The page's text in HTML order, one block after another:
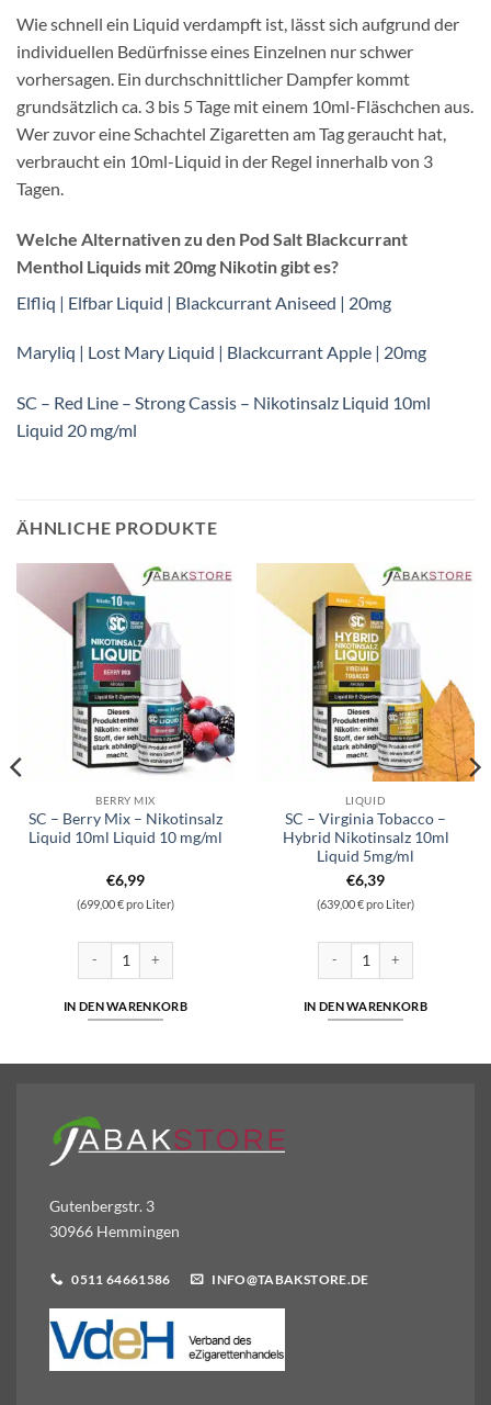
Wie schnell ein Liquid verdampft ist, lässt sich aufgrund der
individuellen Bedürfnisse eines Einzelnen nur schwer
vorhersagen. Ein durchschnittlicher Dampfer kommt
grundsätzlich ca. 3 bis 5 Tage mit einem 10ml-Fläschchen aus.
Wer zuvor eine Schachtel Zigaretten am Tag geraucht hat,
verbraucht ein 10ml-Liquid in der Regel innerhalb von 3
Tagen.
Welche Alternativen zu den Pod Salt Blackcurrant
Menthol Liquids mit 20mg Nikotin gibt es?
Elfliq | Elfbar Liquid | Blackcurrant Aniseed | 20mg
Maryliq | Lost Mary Liquid | Blackcurrant Apple | 20mg
SC – Red Line – Strong Cassis – Nikotinsalz Liquid 10ml
Liquid 20 mg/ml
ÄHNLICHE PRODUKTE
BERRY MIX
SC – Berry Mix – Nikotinsalz
Liquid 10ml Liquid 10 mg/ml
€6,99
(699,00 € pro Liter)
IN DEN WARENKORB
LIQUID
SC – Virginia Tobacco –
Hybrid Nikotinsalz 10ml
Liquid 5mg/ml
€6,39
(639,00 € pro Liter)
IN DEN WARENKORB
Gutenbergstr. 3
30966 Hemmingen
0511 64661586 INFO@TABAKSTORE.DE